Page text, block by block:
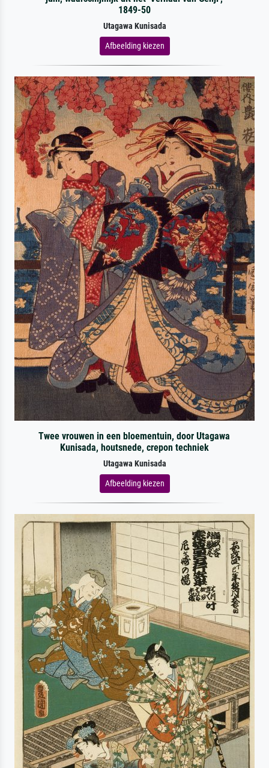
1849-50
Utagawa Kunisada
Afbeelding kiezen
Twee vrouwen in een bloementuin, door Utagawa
Kunisada, houtsnede, crepon techniek
Utagawa Kunisada
Afbeelding kiezen